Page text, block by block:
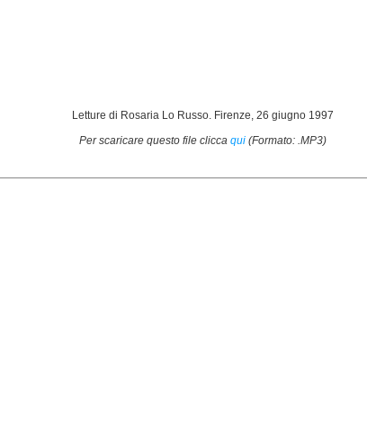
Letture di Rosaria Lo Russo. Firenze, 26 giugno 1997
Per scaricare questo file clicca qui (Formato: .MP3)